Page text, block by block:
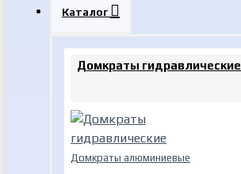
Каталог
Домкраты гидравлические
Домкраты алюминиевые